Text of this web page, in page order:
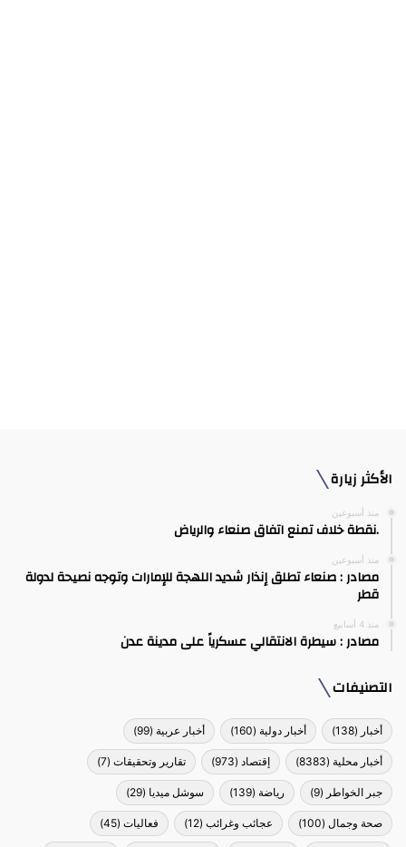
الأكثر زيارة
منذ أسبوعين
.نقطة خلاف تمنع اتفاق صنعاء والرياض
منذ أسبوعين
مصادر : صنعاء تطلق إنذار شديد اللهجة للإمارات وتوجه نصيحة لدولة
قطر
منذ 4 أسابيع
مصادر : سيطرة الانتقالي عسكرياً على مدينة عدن
التصنيفات
أخبار (138) أخبار دولية (160) أخبار عربية (99)
أخبار محلية (8383) إقتصاد (973) تقارير وتحقيقات (7)
جبر الخواطر (9) رياضة (139) سوشل ميديا (29)
صحة وجمال (100) عجائب وغرائب (12) فعاليات (45)